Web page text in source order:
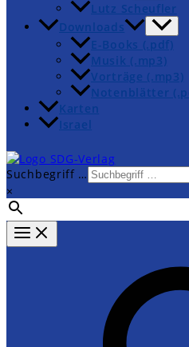
Lutz Scheufler
Downloads
E-Books (.pdf)
Musik (.mp3)
Vorträge (.mp3)
Notenblätter
Karten
Israel
Suchbegriff …
×